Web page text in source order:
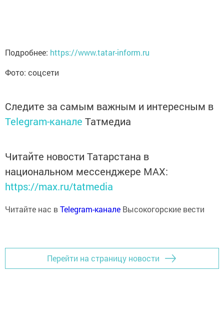
Подробнее: https://www.tatar-inform.ru
Фото: соцсети
Следите за самым важным и интересным в
Telegram-канале Татмедиа
Читайте новости Татарстана в
национальном мессенджере MАХ:
https://max.ru/tatmedia
Читайте нас вTelegram-канале Высокогорские вести
Перейти на страницу новости